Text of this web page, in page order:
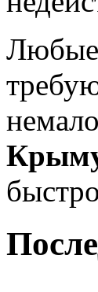
Любые